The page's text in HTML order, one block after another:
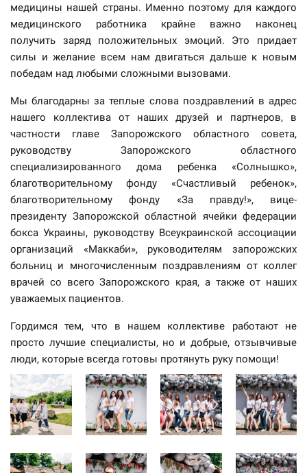
медицины нашей страны. Именно поэтому для каждого
медицинского работника крайне важно наконец
получить заряд положительных эмоций. Это придает
силы и желание всем нам двигаться дальше к новым
победам над любыми сложными вызовами.
Мы благодарны за теплые слова поздравлений в адрес
нашего коллектива от наших друзей и партнеров, в
частности главе Запорожского областного совета,
руководству Запорожского областного
специализированного дома ребенка «Солнышко»,
благотворительному фонду «Счастливый ребенок»,
благотворительному фонду «За правду!», вице-
президенту Запорожской областной ячейки федерации
бокса Украины, руководству Всеукраинской ассоциации
организаций «Маккаби», руководителям запорожских
больниц и многочисленным поздравлениям от коллег
врачей со всего Запорожского края, а также от наших
уважаемых пациентов.
Гордимся тем, что в нашем коллективе работают не
просто лучшие специалисты, но и добрые, отзывчивые
люди, которые всегда готовы протянуть руку помощи!